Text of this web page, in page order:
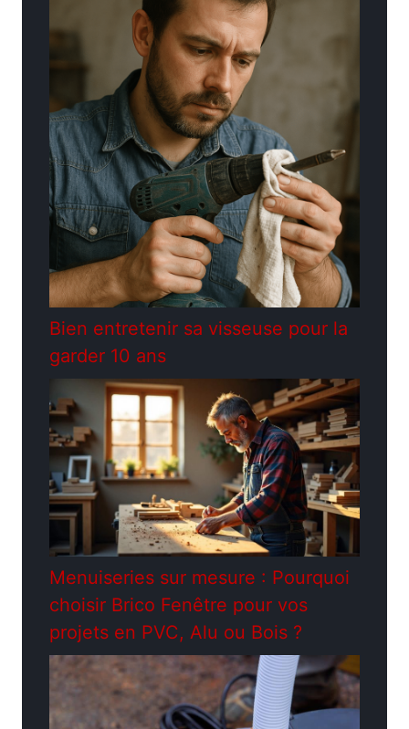
Bien entretenir sa visseuse pour la
garder 10 ans
Menuiseries sur mesure : Pourquoi
choisir Brico Fenêtre pour vos
projets en PVC, Alu ou Bois ?